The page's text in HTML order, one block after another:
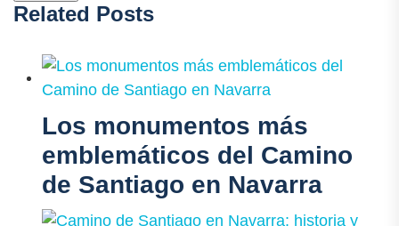
Related Posts
Los monumentos más
emblemáticos del Camino
de Santiago en Navarra